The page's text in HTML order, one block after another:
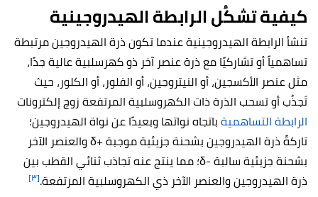
كيفية تشكُل الرابطة الهيدروجينية
تنشأ الرابطة الهيدروجينية عندما تكون ذرة الهيدروجين مرتبطة
تساهمياً أو تشاركيًا مع ذرة عنصر آخر ذو كهرسلبية عالية جدًا،
مثل عنصر الأكسجين، أو النيتروجين، أو الفلور، أو الكلور، حيث
تَجذُب أو تسحب الذرة ذات الكهروسلبية المرتفعة زوج إلكترونات
الرابطة التساهميةباتجاه نواتها وبعيدًا عن نواة الهيدروجين؛
تاركةً ذرة الهيدروجين بشحنة جزيئية موجبة +δ والعنصر الآخر
بشحنة جزيئية سالبة -δ؛ مما ينتج عنه تجاذب ثنائي القطب بين
ذرة الهيدروجين والعنصر الآخر ذي الكهروسلبية المرتفعة.[٣]